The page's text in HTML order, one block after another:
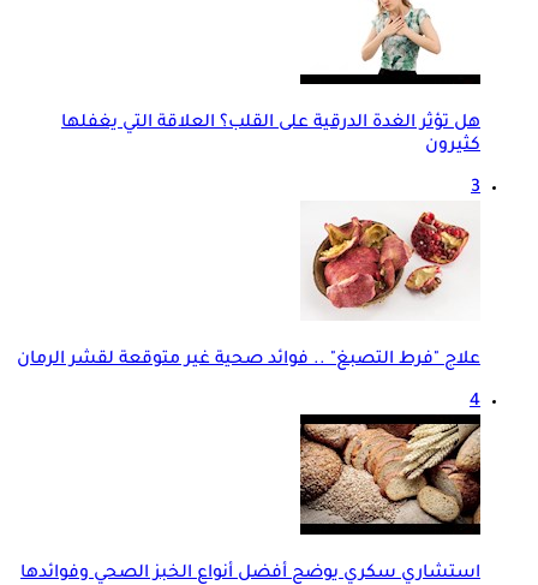
هل تؤثر الغدة الدرقية على القلب؟ العلاقة التي يغفلها
كثيرون
3
علاج "فرط التصبغ" .. فوائد صحية غير متوقعة لقشر الرمان
4
استشاري سكري يوضح أفضل أنواع الخبز الصحي وفوائدها